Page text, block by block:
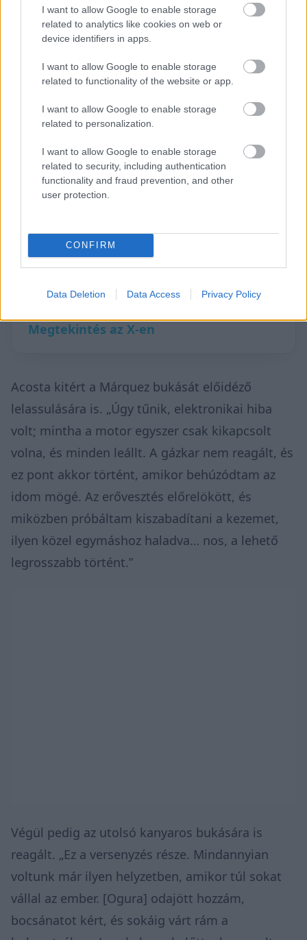
I want to allow Google to enable storage
related to analytics like cookies on web or
device identifiers in apps.
I want to allow Google to enable storage
related to functionality of the website or app.
I want to allow Google to enable storage
related to personalization.
I want to allow Google to enable storage
related to security, including authentication
functionality and fraud prevention, and other
user protection.
CONFIRM
Data Deletion Data Access Privacy Policy
TNT Sports Bikes @bikesontnt
A closer look at that massive turn 1 crash
from Binder and Mir 💥#MotoGP |
#CatalanGP | Live on TNT Sports and HBO
Max
Megtekintés az X-en
Acosta kitért a Márquez bukását előidéző
lelassulására is. „Úgy tűnik, elektronikai hiba
volt; mintha a motor egyszer csak kikapcsolt
volna, és minden leállt. A gázkar nem reagált, és
ez pont akkor történt, amikor behúzódtam az
idom mögé. Az erővesztés előrelökött, és
miközben próbáltam kiszabadítani a kezemet,
ilyen közel egymáshoz haladva… nos, a lehető
legrosszabb történt.”
Végül pedig az utolsó kanyaros bukására is
reagált. „Ez a versenyzés része. Mindannyian
voltunk már ilyen helyzetben, amikor túl sokat
vállal az ember. [Ogura] odajött hozzám,
bocsánatot kért, és sokáig várt rám a